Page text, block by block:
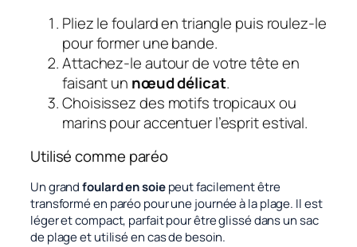
Pliez le foulard en triangle puis roulez-le
pour former une bande.
Attachez-le autour de votre tête en
faisant un nœud délicat.
Choisissez des motifs tropicaux ou
marins pour accentuer l’esprit estival.
Utilisé comme paréo
Un grandfoulard en soiepeut facilement être
transformé en paréo pour une journée à la plage. Il est
léger et compact, parfait pour être glissé dans un sac
de plage et utilisé en cas de besoin.